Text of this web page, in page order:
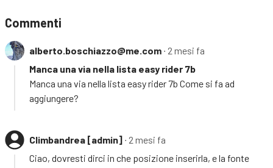
Commenti
alberto.boschiazzo@me.com ∙ 2 mesi fa
Manca una via nella lista easy rider 7b
Manca una via nella lista easy rider 7b Come si fa ad
aggiungere?
Climbandrea [admin] ∙ 2 mesi fa
Ciao, dovresti dirci in che posizione inserirla, e la fonte